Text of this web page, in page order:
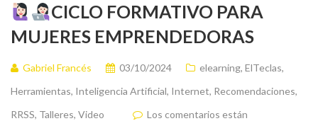
CICLO FORMATIVO PARA
MUJERES EMPRENDEDORAS
Gabriel Francés 03/10/2024 elearning, ElTeclas,
Herramientas, Inteligencia Artificial, Internet, Recomendaciones,
RRSS, Talleres, Video
Los comentarios están